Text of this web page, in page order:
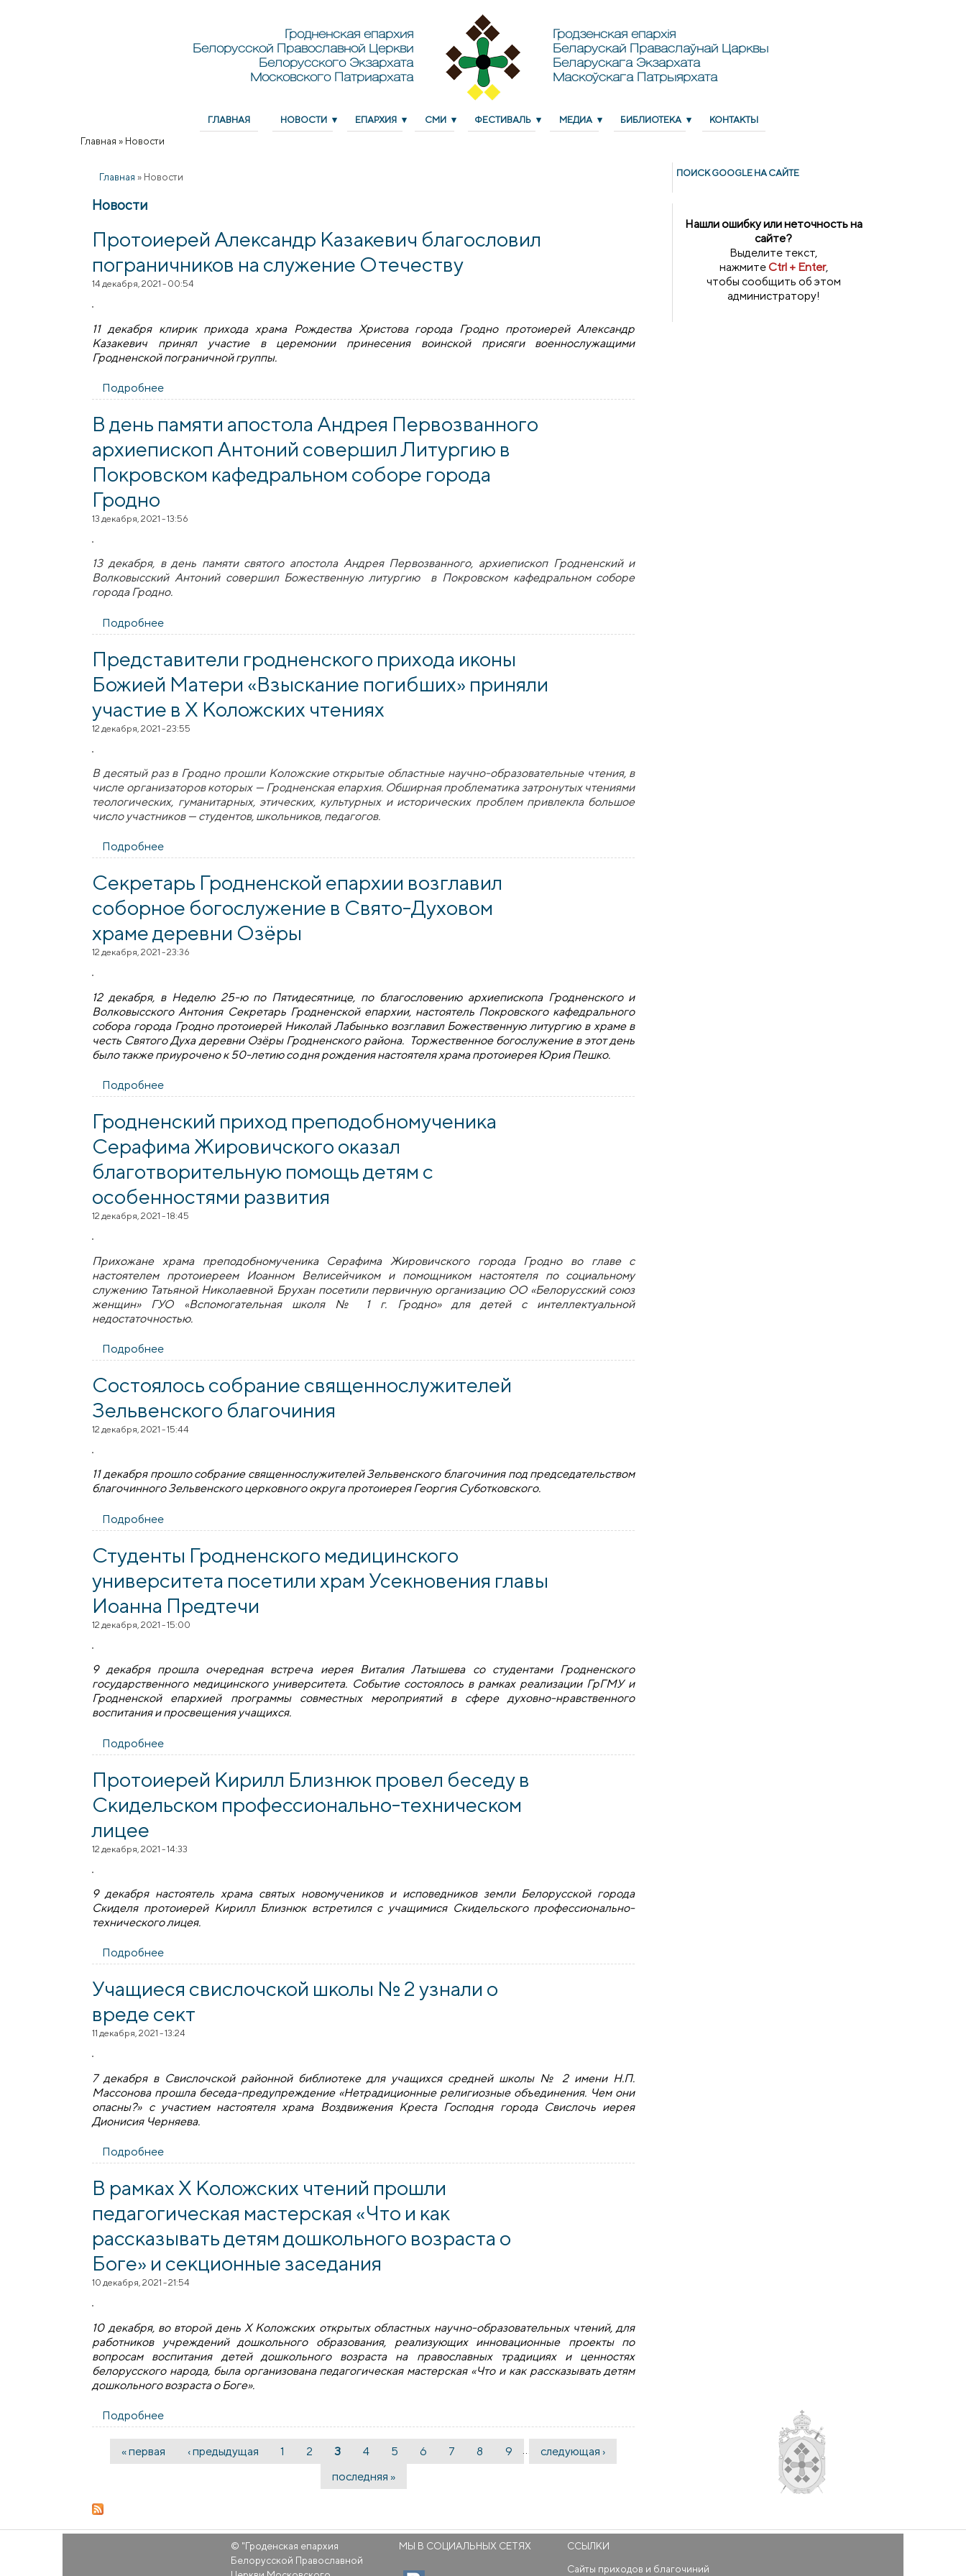
Гродненская епархия
Белорусской Православной Церкви
Белорусского Экзархата
Московского Патриархата
Гродзенская епархія
Беларускай Праваслаўнай Царквы
Беларускага Экзархата
Маскоўскага Патрыярхата
ГЛАВНАЯ НОВОСТИ ЕПАРХИЯ СМИ ФЕСТИВАЛЬ МЕДИА БИБЛИОТЕКА КОНТАКТЫ
Главная » Новости
Главная » Новости
Новости
Протоиерей Александр Казакевич благословил
пограничников на служение Отечеству
14 декабря, 2021 - 00:54
11 декабря клирик прихода храма Рождества Христова города Гродно протоиерей Александр
Казакевич принял участие в церемонии принесения воинской присяги военнослужащими
Гродненской пограничной группы.
Подробнее
В день памяти апостола Андрея Первозванного
архиепископ Антоний совершил Литургию в
Покровском кафедральном соборе города
Гродно
13 декабря, 2021 - 13:56
13 декабря, в день памяти святого апостола Андрея Первозванного, архиепископ Гродненский и
Волковысский Антоний совершил Божественную литургию в Покровском кафедральном соборе
города Гродно.
Подробнее
Представители гродненского прихода иконы
Божией Матери «Взыскание погибших» приняли
участие в Х Коложских чтениях
12 декабря, 2021 - 23:55
В десятый раз в Гродно прошли Коложские открытые областные научно-образовательные чтения, в
числе организаторов которых — Гродненская епархия. Обширная проблематика затронутых чтениями
теологических, гуманитарных, этических, культурных и исторических проблем привлекла большое
число участников — студентов, школьников, педагогов.
Подробнее
Секретарь Гродненской епархии возглавил
соборное богослужение в Свято-Духовом
храме деревни Озёры
12 декабря, 2021 - 23:36
12 декабря, в Неделю 25-ю по Пятидесятнице, по благословению архиепископа Гродненского и
Волковысского Антония Секретарь Гродненской епархии, настоятель Покровского кафедрального
собора города Гродно протоиерей Николай Лабынько возглавил Божественную литургию в храме в
честь Святого Духа деревни Озёры Гродненского района. Торжественное богослужение в этот день
было также приурочено к 50-летию со дня рождения настоятеля храма протоиерея Юрия Пешко.
Подробнее
Гродненский приход преподобномученика
Серафима Жировичского оказал
благотворительную помощь детям с
особенностями развития
12 декабря, 2021 - 18:45
Прихожане храма преподобномученика​ Серафима Жировичского города Гродно во главе с
настоятелем протоиереем Иоанном Велисейчиком и помощником настоятеля по социальному
служению Татьяной Николаевной Брухан посетили первичную организацию ОО «Белорусский союз
женщин» ГУО​«Вспомогательная школя № 1 г. Гродно» для детей с интеллектуальной
недостаточностью.
Подробнее
Состоялось собрание священнослужителей
Зельвенского благочиния
12 декабря, 2021 - 15:44
11 декабря прошло собрание священнослужителей Зельвенского благочиния под председательством
благочинного Зельвенского церковного округа протоиерея Георгия Суботковского.
Подробнее
Студенты Гродненского медицинского
университета посетили храм Усекновения главы
Иоанна Предтечи
12 декабря, 2021 - 15:00
9 декабря прошла очередная встреча иерея Виталия Латышева со студентами Гродненского
государственного медицинского университета. Событие состоялось в рамках реализации ГрГМУ и
Гродненской епархией программы совместных мероприятий в сфере духовно-нравственного
воспитания и просвещения учащихся.
Подробнее
Протоиерей Кирилл Близнюк провел беседу в
Скидельском профессионально-техническом
лицее
12 декабря, 2021 - 14:33
9 декабря настоятель храма cвятых новомучеников и исповедников земли Белорусской города
Скиделя протоиерей Кирилл Близнюк встретился с учащимися Скидельского профессионально-
технического лицея.
Подробнее
Учащиеся свислочской школы № 2 узнали о
вреде сект
11 декабря, 2021 - 13:24
7 декабря в Свислочской районной библиотеке для учащихся средней школы № 2 имени Н.П.
Массонова прошла беседа-предупреждение «Нетрадиционные религиозные объединения. Чем они
опасны?» с участием настоятеля храма Воздвижения Креста Господня города Свислочь иерея
Дионисия Черняева.
Подробнее
В рамках Х Коложских чтений прошли
педагогическая мастерская «Что и как
рассказывать детям дошкольного возраста о
Боге» и секционные заседания
10 декабря, 2021 - 21:54
10 декабря, во второй день Х Коложских открытых областных научно-образовательных чтений, для
работников учреждений дошкольного образования, реализующих инновационные проекты по
вопросам воспитания детей дошкольного возраста на православных традициях и ценностях
белорусского народа, была организована педагогическая мастерская «Что и как рассказывать детям
дошкольного возраста о Боге».
Подробнее о В рамках Х Коложских чтений прошли педагогическая мастерская «Что и как рассказывать детям дошкольного возраста о Боге» и секционные
заседания
Страницы
« первая ‹ предыдущая 1 2 3 4 5 6 7 8 9 …
следующая ›
последняя »
ПОИСК GOОGLE НА САЙТЕ
Нашли ошибку или неточность на
сайте?
Выделите текст,
нажмитеCtrl + Enter,
чтобы сообщить об этом
администратору!
© "Гроденская епархия
Белорусской Православной
МЫ В СОЦИАЛЬНЫХ СЕТЯХ ССЫЛКИ
Сайты приходов и благочиний